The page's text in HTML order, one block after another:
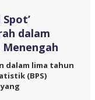
dalam
Menengah
dalam lima tahun
(BPS)